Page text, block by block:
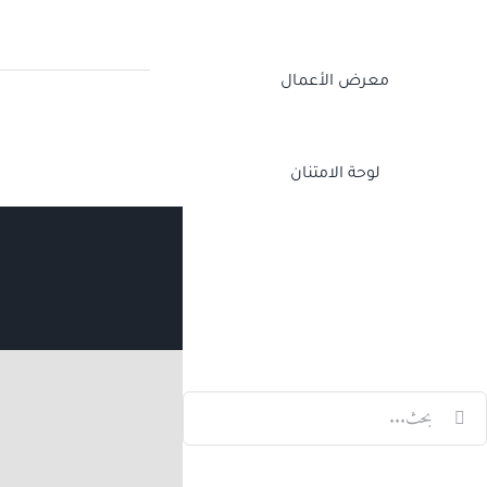
معرض الأعمال
لوحة الامتنان
البحث
عن: